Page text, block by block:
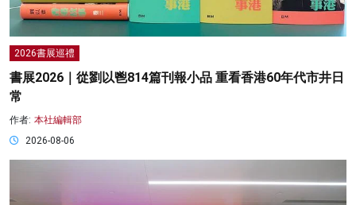
2026書展巡禮
書展2026｜從劉以鬯814篇刊報小品 重看香港60年代市井日
常
作者: 本社編輯部
2026-08-06